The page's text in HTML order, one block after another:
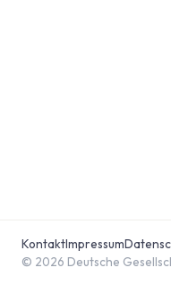
© 2026 Deutsche
KontaktImpressum